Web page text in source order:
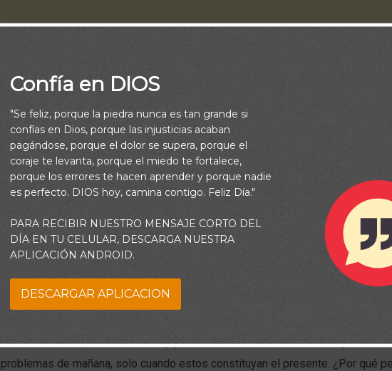
Comentario:
En un mundo tan convulsionado como el de hoy, La palabra de Dios, nos ofrece
reflexión, pero que la mayoría de las veces pasamos por alto y dejamos de
vida diaria. Mateo 6:34 señala: “Así que, no os afanéis por el día de mañana,
Señor, nuestros problemas de hoy y enfrentemos con esa misma fe y
problemas de mañana, solo cuando estos constituyan el presente. ¿Por qué
Confía en DIOS
"Se feliz, porque la piedra nunca es tan grande si
confías en Dios, porque las injusticias acaban
pagándose, porque el dolor se supera, porque el
coraje te levanta, porque el miedo te fortalece,
porque los errores te hacen aprender y porque nadie
es perfecto. DIOS hoy, camina contigo. Feliz Día."
PARA RECIBIR NUESTRO MENSAJE CORTO DEL
DÍA EN TU CELULAR, DESCARGA NUESTRA
APLICACIÓN ANDROID.
DESCARGAR APLICACION